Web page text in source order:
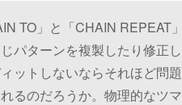
TO」と「CHAIN REPEAT」
パターンを複製したり修正し
ットしないならそれほど問題
るのだろうか。物理的なツマ